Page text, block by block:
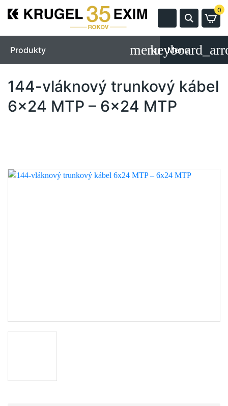
0
Produkty Menu
144-vláknový trunkový kábel
6x24 MTP – 6x24 MTP